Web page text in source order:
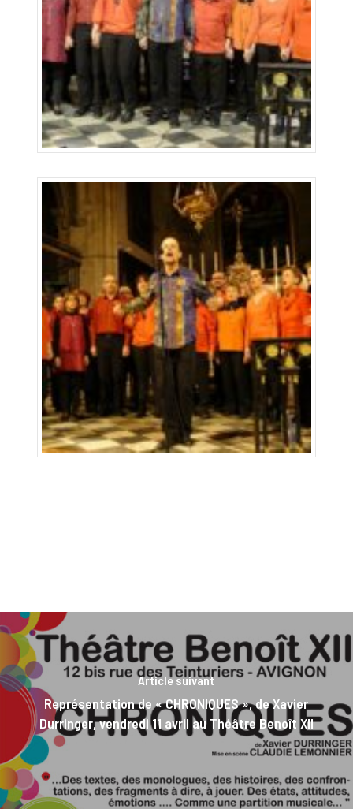
Article suivant
Représentation de « CHRONIQUES », de Xavier
Durringer, vendredi 11 avril au Théâtre Benoît XII